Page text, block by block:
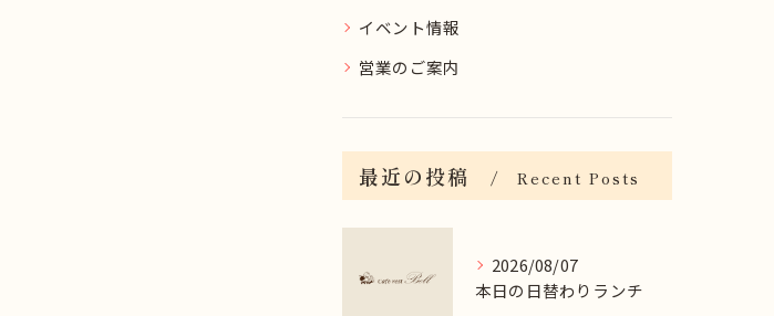
イベント情報
営業のご案内
最近の投稿 Recent Posts
2026/08/07
本日の日替わりランチ